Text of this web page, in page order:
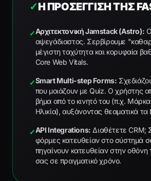
✓Η ΠΡΟΣΈΓΓΙΣΗ ΤΗΣ
✓Αρχιτεκτονική Jamstack (Astro):
αψεγάδιαστος. Σερβίρουμε
μέγιστη ταχύτητα και κορυφαία
Core Web Vitals.
✓Smart Multi-step Forms:
που μοιάζουν με Quiz. Ο χρήστης
βήμα από το κινητό του (π.χ.
Ηλικία), αυξάνοντας θεαματικά τα
✓API Integrations: Διαθέτετε CRM;
φόρμες κατευθείαν στο σύστημά
πηγαίνουν κατευθείαν στην
σας σε πραγματικό χρόνο.